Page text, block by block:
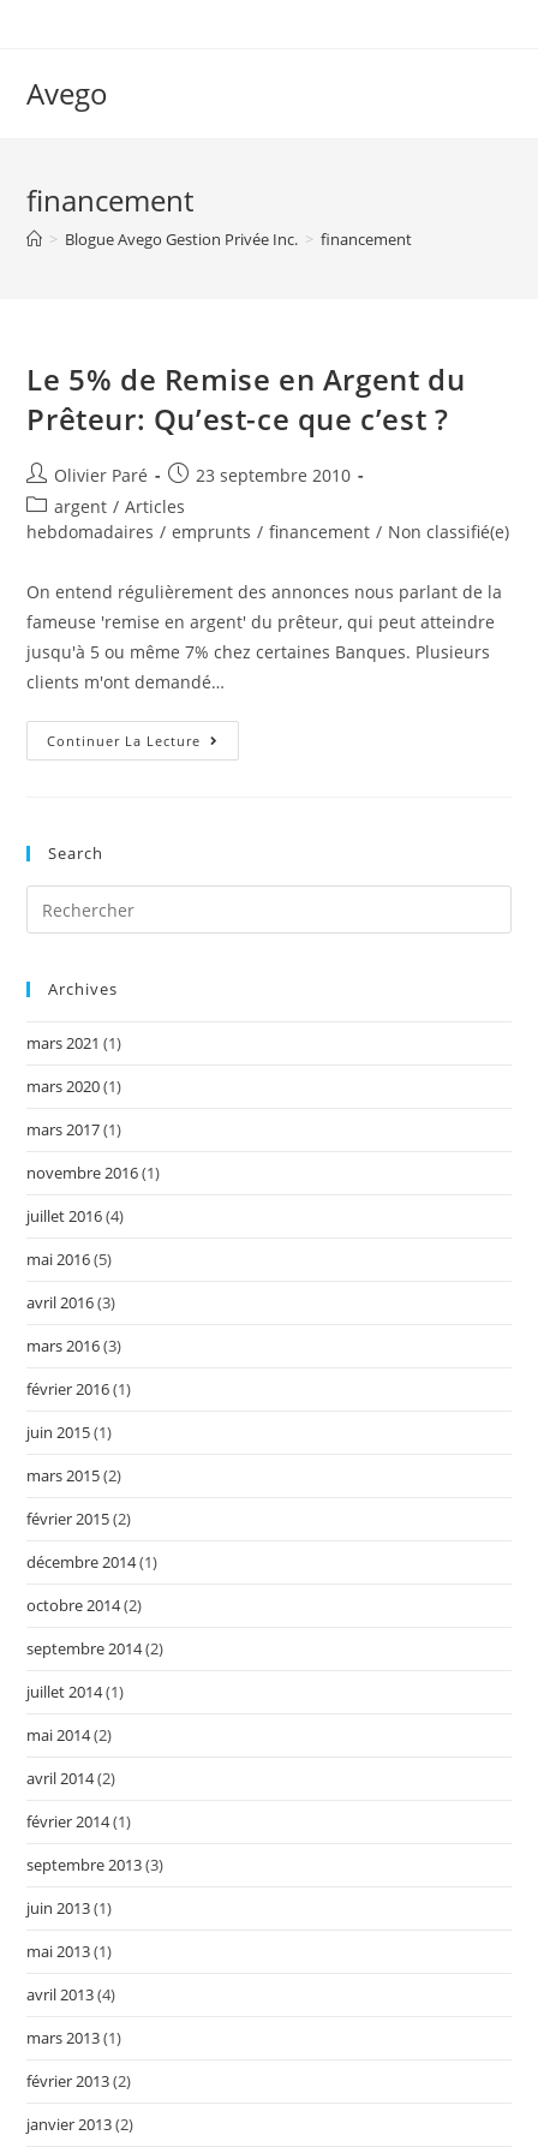
Avego
financement
> Blogue Avego Gestion Privée Inc. > financement
Le 5% de Remise en Argent du
Prêteur: Qu’est-ce que c’est ?
Auteur/autrice
de
la
Olivier Paré
Post
published:
23 septembre 2010
Post
category:
argent / Articles
hebdomadaires / emprunts / financement / Non classifié(e)
On entend régulièrement des annonces nous parlant de la
fameuse 'remise en argent' du prêteur, qui peut atteindre
jusqu'à 5 ou même 7% chez certaines Banques. Plusieurs
clients m'ont demandé…
Continuer La Lecture Le
5%
Ce
Search
Archives
mars 2021 (1)
mars 2020(1)
mars 2017(1)
novembre 2016(1)
juillet 2016(4)
mai 2016(5)
avril 2016(3)
mars 2016(3)
février 2016(1)
juin 2015(1)
mars 2015(2)
février 2015(2)
décembre 2014(1)
octobre 2014(2)
septembre 2014(2)
juillet 2014(1)
mai 2014(2)
avril 2014(2)
février 2014(1)
septembre 2013(3)
juin 2013(1)
mai 2013(1)
avril 2013(4)
mars 2013(1)
février 2013(2)
janvier 2013(2)